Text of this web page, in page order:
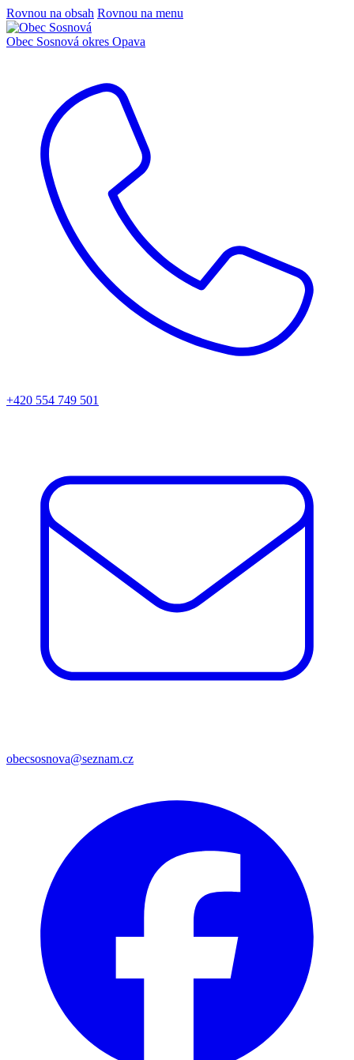
Rovnou na obsah Rovnou na menu
Obec Sosnová okres Opava
+420 554 749 501
obecsosnova@seznam.cz